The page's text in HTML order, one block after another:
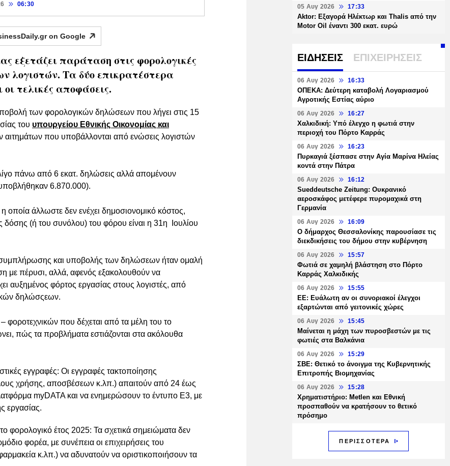
06:30
on Google
εξετάζει παράταση στις φορολογικές
λογιστών. Τα δύο επικρατέστερα
τελικές αποφάσεις.
των φορολογικών δηλώσεων που λήγει στις 15
του υπουργείου Εθνικής Οικονομίας και
αιτημάτων που υποβάλλονται από ενώσεις λογιστών
πάνω από 6 εκατ. δηλώσεις αλλά απομένουν
6.870.000).
οποία άλλωστε δεν ενέχει δημοσιονομικό κόστος,
(ή του συνόλου) του φόρου είναι η 31η Ιουλίου
και υποβολής των δηλώσεων ήταν ομαλή
με πέρυσι, αλλά, αφενός εξακολουθούν να
αυξημένος φόρτος εργασίας στους λογιστές, από
δηλώσςεων.
που δέχεται από τα μέλη του το
πώς τα προβλήματα εστιάζονται στα ακόλουθα
εγγραφές: Οι εγγραφές τακτοποίησης
χρήσης, αποσβέσεων κ.λπ.) απαιτούν από 24 έως
myDATA και να ενημερώσουν το έντυπο Ε3, με
εργασίας.
φορολογικό έτος 2025: Τα σχετικά σημειώματα δεν
φορέα, με συνέπεια οι επιχειρήσεις του
κ.λπ.) να αδυνατούν να οριστικοποιήσουν τα
05 Αυγ 2026 17:33
Aktor: Εξαγορά Ηλέκτωρ και Thalis από την
Motor Oil έναντι 300 εκατ. ευρώ
ΕΙΔΗΣΕΙΣ ΕΠΙΧΕΙΡΗΣΕΙΣ
06 Αυγ 2026 16:33
ΟΠΕΚΑ: Δεύτερη καταβολή Λογαριασμού
Αγροτικής Εστίας αύριο
06 Αυγ 2026 16:27
Χαλκιδική: Υπό έλεγχο η φωτιά στην
περιοχή του Πόρτο Καρράς
06 Αυγ 2026 16:23
Πυρκαγιά ξέσπασε στην Αγία Μαρίνα Ηλείας
κοντά στην Πάτρα
06 Αυγ 2026 16:12
Sueddeutsche Zeitung: Ουκρανικό
αεροσκάφος μετέφερε πυρομαχικά στη
Γερμανία
06 Αυγ 2026 16:09
Ο δήμαρχος Θεσσαλονίκης παρουσίασε τις
διεκδικήσεις του δήμου στην κυβέρνηση
06 Αυγ 2026 15:57
Φωτιά σε χαμηλή βλάστηση στο Πόρτο
Καρράς Χαλκιδικής
06 Αυγ 2026 15:55
ΕΕ: Ευάλωτη αν οι συνοριακοί έλεγχοι
εξαρτώνται από γειτονικές χώρες
06 Αυγ 2026 15:45
Μαίνεται η μάχη των πυροσβεστών με τις
φωτιές στα Βαλκάνια
06 Αυγ 2026 15:29
ΣΒΕ: Θετικό το άνοιγμα της Κυβερνητικής
Επιτροπής Βιομηχανίας
06 Αυγ 2026 15:28
Χρηματιστήριο: Metlen και Εθνική
προσπαθούν να κρατήσουν το θετικό
πρόσημο
ΠΕΡΙΣΣΟΤΕΡΑ